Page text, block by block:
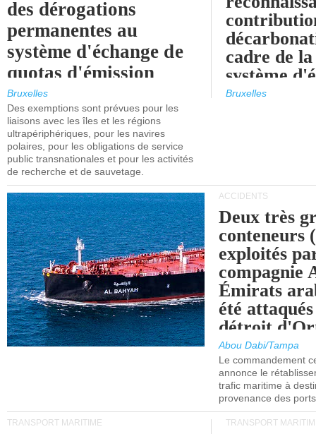
des dérogations
permanentes au
système d'échange de
quotas d'émission
maritimes de l'UE
après 2030.
Bruxelles
Des exemptions sont prévues pour les
liaisons avec les îles et les régions
ultrapériphériques, pour les navires
polaires, pour les obligations de service
public transnationales et pour les activités
de recherche et de sauvetage.
cadre de
système
quotas
Bruxelles
ACCIDENTS
Deux très
conteneurs
exploités
compagnie
Émirats
été
détroit
Abou Dabi/Tampa
Le commandement
annonce le
trafic maritime à
provenance des
TRANSPORT MARITIME TRANSPORT